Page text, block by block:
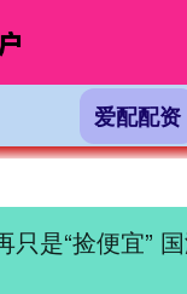
爱配配资
只是“捡便宜”